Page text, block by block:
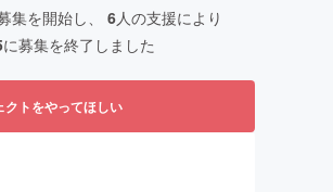
集を開始し、 6人の支援により
に募集を終了しました
クトをやってほしい